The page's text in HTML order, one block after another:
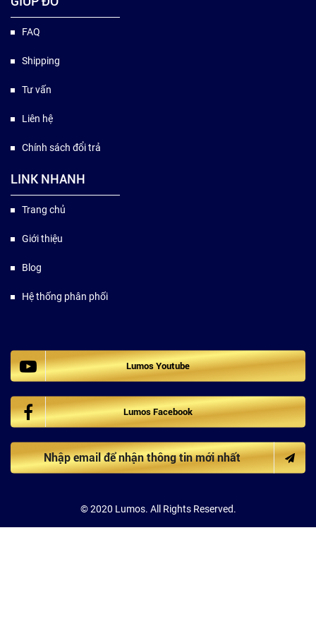
FAQ
Shipping
Tư vấn
Liên hệ
Chính sách đổi trả
LINK NHANH
Trang chủ
Giới thiệu
Blog
Hệ thống phân phối
Lumos Youtube
Lumos Facebook
© 2020 Lumos. All Rights Reserved.